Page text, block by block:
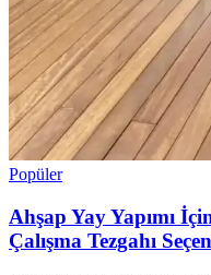
Popüler
Ahşap Yay Yapımı
Çalışma Tezgahı